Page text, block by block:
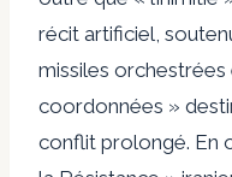
récit artificiel,
missiles
coordonnées »
conflit prolongé. En